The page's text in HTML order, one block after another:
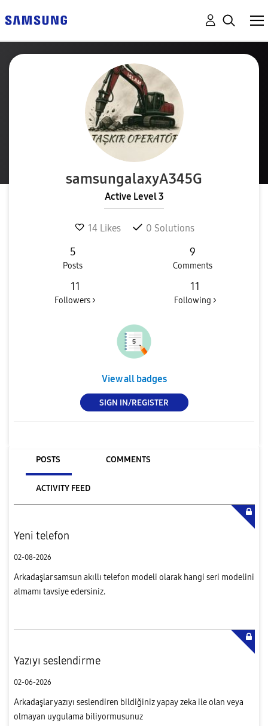
samsungalaxyA345G
Active Level 3
14 Likes 0 Solutions
5
Posts
9
Comments
11
Followers >
11
Following >
View all badges
SIGN IN/REGISTER
POSTS COMMENTS
ACTIVITY FEED
Yeni telefon
02-08-2026
Arkadaşlar samsun akıllı telefon modeli olarak hangi seri modelini
almamı tavsiye edersiniz.
Yazıyı seslendirme
02-06-2026
Arkadaşlar yazıyı seslendiren bildiğiniz yapay zeka ile olan veya
olmayan uygulama biliyormusunuz